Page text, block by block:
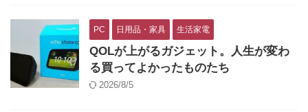
PC 日用品・家具 生活家電
QOLが上がるガジェット。人生が変わ
る買ってよかったものたち
2026/8/5